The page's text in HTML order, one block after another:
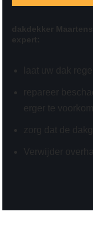
dakdekker
expert:
laat uw dak
repareer
erger te
zorg dat de
Verwijder